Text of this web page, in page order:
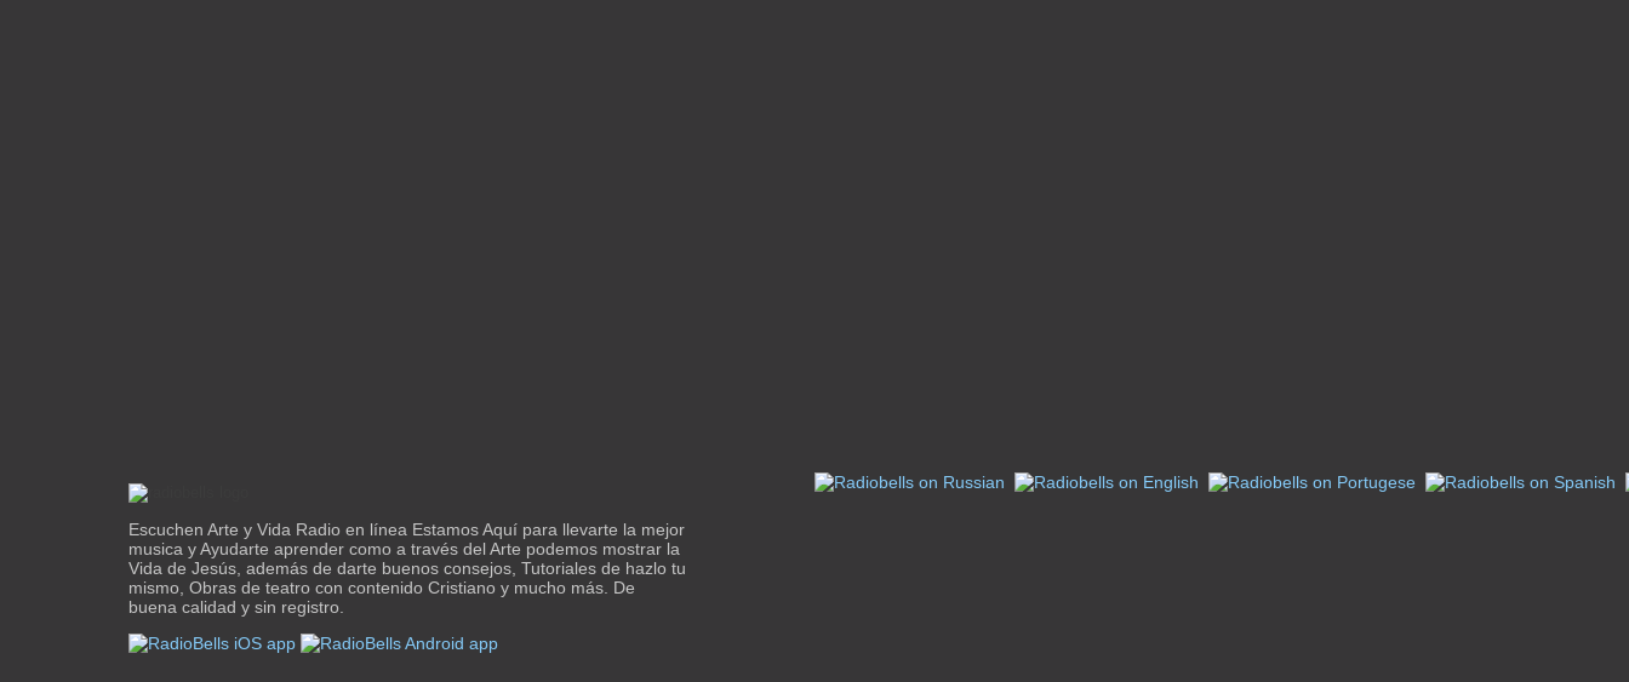
Escuchen Arte y Vida Radio en línea Estamos Aquí para llevarte la mejor
musica y Ayudarte aprender como a través del Arte podemos mostrar la
Vida de Jesús, además de darte buenos consejos, Tutoriales de hazlo tu
mismo, Obras de teatro con contenido Cristiano y mucho más. De
buena calidad y sin registro.